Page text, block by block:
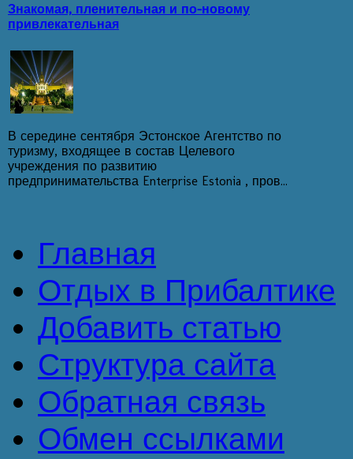
Знакомая, пленительная и по-новому
привлекательная
В середине сентября Эстонское Агентство по
туризму, входящее в состав Целевого
учреждения по развитию
предпринимательства Enterprise Estonia , пров...
Главная
Отдых в Прибалтике
Добавить статью
Структура сайта
Обратная связь
Обмен ссылками